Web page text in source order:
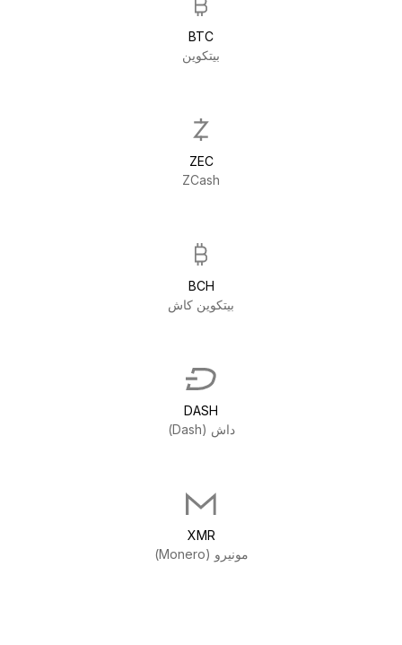
BTC
بيتكوين
ZEC
ZCash
BCH
بيتكوين كاش
DASH
داش (Dash)
XMR
مونيرو (Monero)